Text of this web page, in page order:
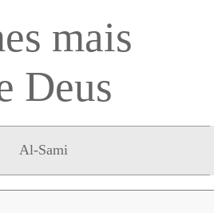
mais
Deus
Al-Sami